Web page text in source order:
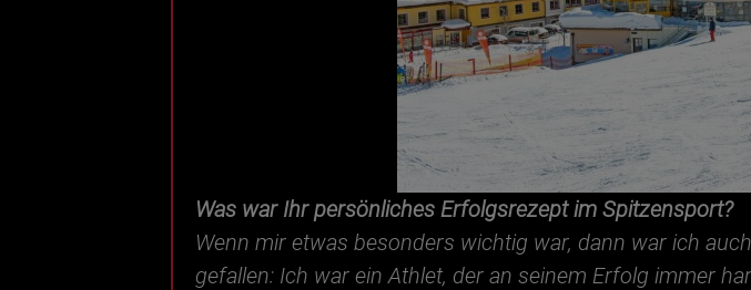
Was war Ihr persönliches Erfolgsrezept im Spitzensport?
Wenn mir etwas besonders wichtig war, dann war ich
gefallen: Ich war ein Athlet, der an seinem Erfolg immer